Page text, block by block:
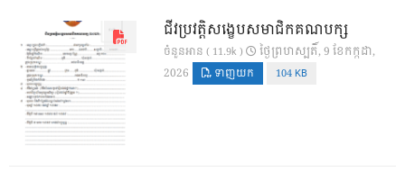
ជីវប្រវត្តិសង្ខេបសមាជិកគណបក្ស
ចំនួនអាន ( 11.9k )
ថ្ងៃ​ព្រហស្បតិ៍, 9 ខែ​កក្កដា,
2026
ទាញយក 104 KB